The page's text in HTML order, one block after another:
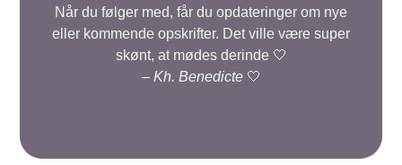
Når du følger med, får du opdateringer om nye
eller kommende opskrifter. Det ville være super
skønt, at mødes derinde 🤍
– Kh. Benedicte🤍